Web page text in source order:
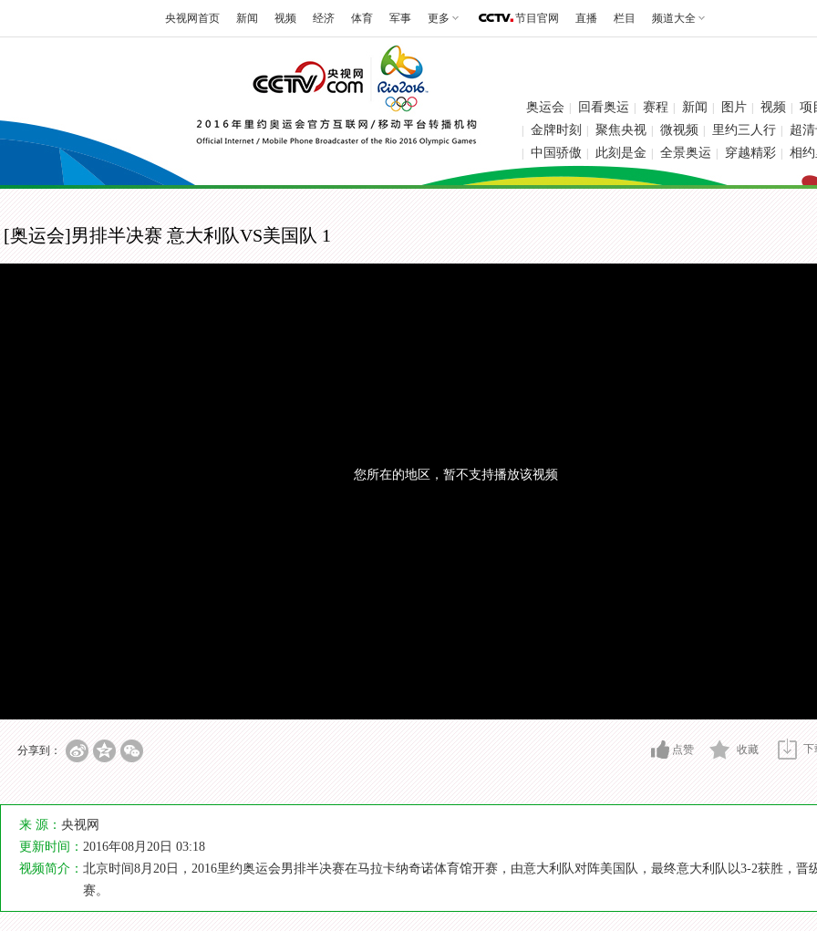
央视网首页 新闻 视频 经济 体育 军事 更多 节目官网 直播 栏目 频道大全
奥运会 回看奥运 赛程 新闻 图片 视频 项
金牌时刻 聚焦央视 微视频 里约三人行 超
中国骄傲 此刻是金 全景奥运 穿越精彩 相
[奥运会]男排半决赛 意大利队VS美国队 1
您所在的地区，暂不支持播放该视频
分享到： 点赞 收藏 下
来 源： 央视网
更新时间： 2016年08月20日 03:18
视频简介： 北京时间8月20日，2016里约奥运会男排半决赛在马拉卡纳奇诺体育馆开赛，由意大利队对阵美国队，最终意大利队以3-2获胜，晋
赛。